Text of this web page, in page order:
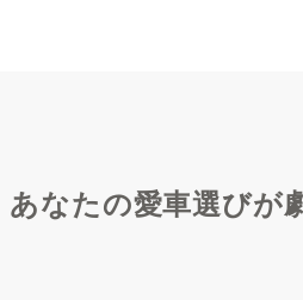
なたの愛車選びが